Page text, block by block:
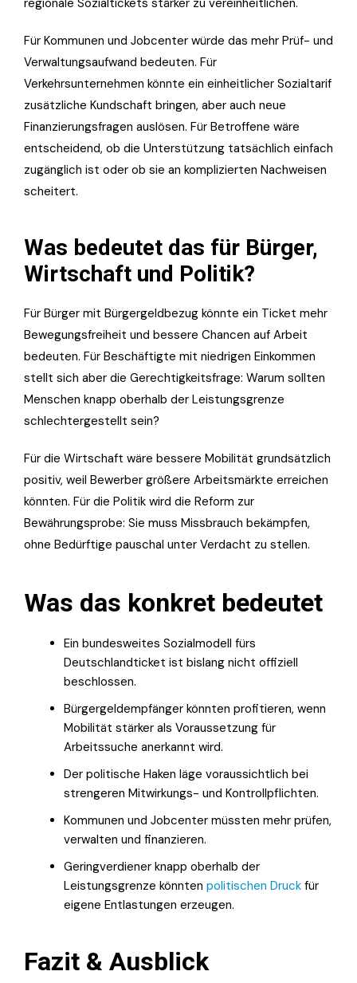
Für Kommunen und Jobcenter würde das mehr Prüf- und
Verwaltungsaufwand bedeuten. Für
Verkehrsunternehmen könnte ein einheitlicher Sozialtarif
zusätzliche Kundschaft bringen, aber auch neue
Finanzierungsfragen auslösen. Für Betroffene wäre
entscheidend, ob die Unterstützung tatsächlich einfach
zugänglich ist oder ob sie an komplizierten Nachweisen
scheitert.
Was bedeutet das für Bürger,
Wirtschaft und Politik?
Für Bürger mit Bürgergeldbezug könnte ein Ticket mehr
Bewegungsfreiheit und bessere Chancen auf Arbeit
bedeuten. Für Beschäftigte mit niedrigen Einkommen
stellt sich aber die Gerechtigkeitsfrage: Warum sollten
Menschen knapp oberhalb der Leistungsgrenze
schlechtergestellt sein?
Für die Wirtschaft wäre bessere Mobilität grundsätzlich
positiv, weil Bewerber größere Arbeitsmärkte erreichen
könnten. Für die Politik wird die Reform zur
Bewährungsprobe: Sie muss Missbrauch bekämpfen,
ohne Bedürftige pauschal unter Verdacht zu stellen.
Was das konkret bedeutet
Ein bundesweites Sozialmodell fürs
Deutschlandticket ist bislang nicht offiziell
beschlossen.
Bürgergeldempfänger könnten profitieren, wenn
Mobilität stärker als Voraussetzung für
Arbeitssuche anerkannt wird.
Der politische Haken läge voraussichtlich bei
strengeren Mitwirkungs- und Kontrollpflichten.
Kommunen und Jobcenter müssten mehr prüfen,
verwalten und finanzieren.
Geringverdiener knapp oberhalb der
Leistungsgrenze könnten politischen Druck für
eigene Entlastungen erzeugen.
Fazit & Ausblick